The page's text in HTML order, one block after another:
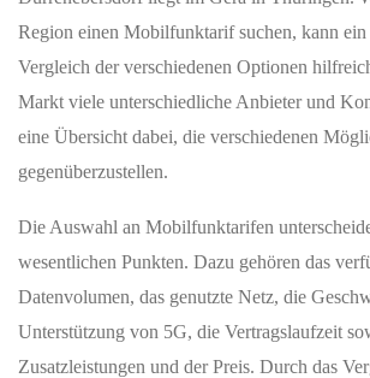
Region einen Mobilfunktarif suchen, kann
Vergleich der verschiedenen Optionen
Markt viele unterschiedliche Anbieter und
eine Übersicht dabei, die verschiedenen
gegenüberzustellen.
Die Auswahl an Mobilfunktarifen
wesentlichen Punkten. Dazu gehören das
Datenvolumen, das genutzte Netz, die
Unterstützung von 5G, die Vertragslaufzeit
Zusatzleistungen und der Preis. Durch das